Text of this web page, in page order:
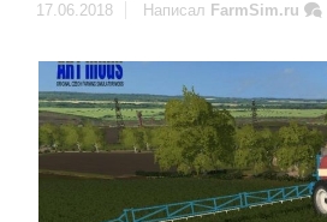
17.06.2018 Написал FarmSim.ru